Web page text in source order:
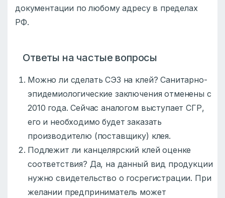
документации по любому адресу в пределах
РФ.
Ответы на частые вопросы
Можно ли сделать СЭЗ на клей? Санитарно-
эпидемиологические заключения отменены с
2010 года. Сейчас аналогом выступает СГР,
его и необходимо будет заказать
производителю (поставщику) клея.
Подлежит ли канцелярский клей оценке
соответствия? Да, на данный вид продукции
нужно свидетельство о госрегистрации. При
желании предприниматель может